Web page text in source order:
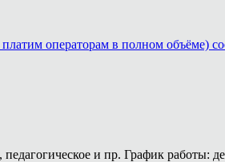
операторам в полном объёме)
и пр. График работы: